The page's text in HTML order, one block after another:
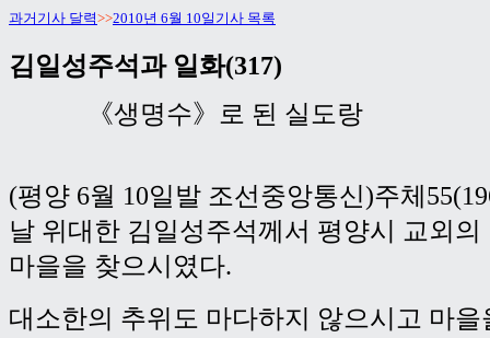
과거기사 달력>>2010년 6월 10일기사 목록
김일성주석과 일화(317)
《생명수》로 된 실도랑
(평양 6월 10일발 조선중앙통신)주체
날 위대한 김일성주석께서 평양시 교외의
마을을 찾으시였다.
대소한의 추위도 마다하지 않으시고 마